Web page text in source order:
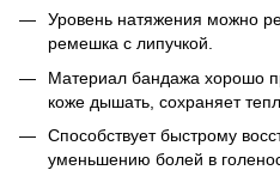
Уровень натяжения можно
ремешка с липучкой.
Материал бандажа хорошо
коже дышать, сохраняет
Способствует быстрому
уменьшению болей в